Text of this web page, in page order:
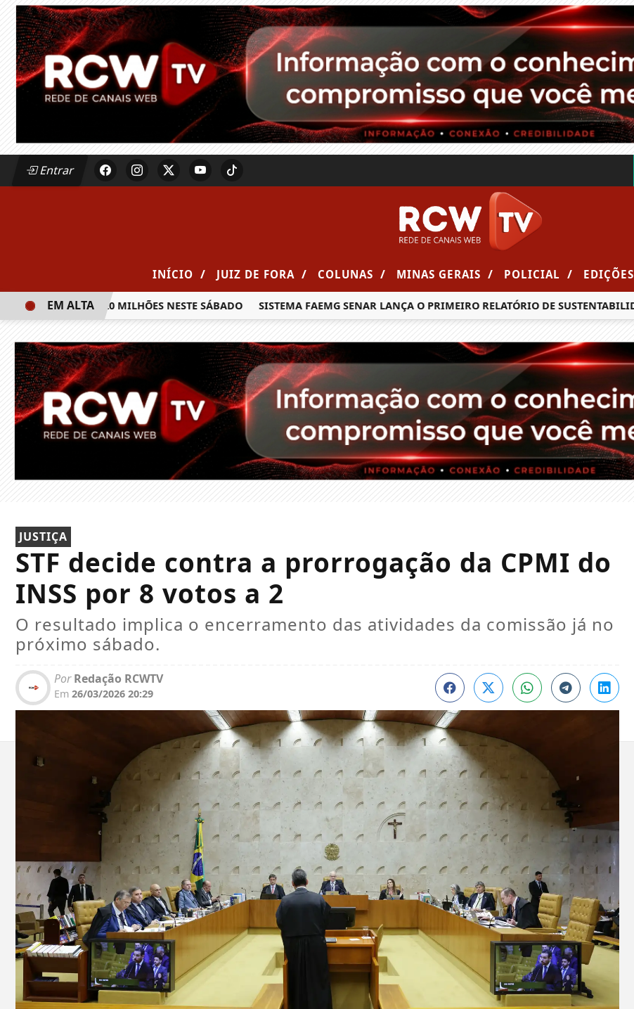
Entrar
INÍCIO / JUIZ DE FORA / COLUNAS / MINAS GERAIS / POLICIAL / EDIÇÕES
DE R$ 20 MILHÕES NESTE SÁBADO SISTEMA FAEMG SENAR LANÇA O PRIMEIRO RELATÓRIO DE SUSTENTABILIDADE
EM ALTA
JUSTIÇA
STF decide contra a prorrogação da CPMI do
INSS por 8 votos a 2
O resultado implica o encerramento das atividades da comissão já no
próximo sábado.
PorRedação RCWTV
Em 26/03/2026 20:29